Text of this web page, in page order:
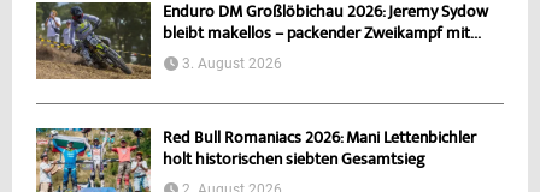
Enduro DM Großlöbichau 2026: Jeremy Sydow
bleibt makellos – packender Zweikampf mit...
3. August 2026
Red Bull Romaniacs 2026: Mani Lettenbichler
holt historischen siebten Gesamtsieg